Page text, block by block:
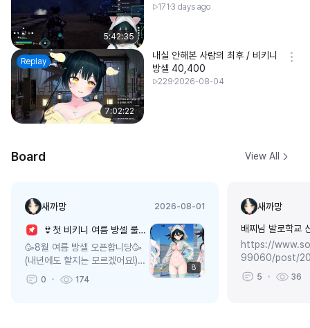
5:42:35
40,400
171 3 days ago
Replay
7:02:22
내실 안해본 사람의 최후 / 비키니
방셀 40,400
229 2026-08-04
Board View All
새까망 2026-08-01
👙첫 비키니 여름 방셀 룰렛 8월 1일 ~ 8월 15일👙
🥳8월 여름 방셀 오픈합니당🥳
(내년에도 할지는 모르겠어요!)룰
렛 확률표40개 / 400개(11연
차)3가지 의상 전부 획득시...
0 174
8
새까망
배찌님 발로학교
https://
99060/post/
ti118905583배
다 뽑으...
5 36